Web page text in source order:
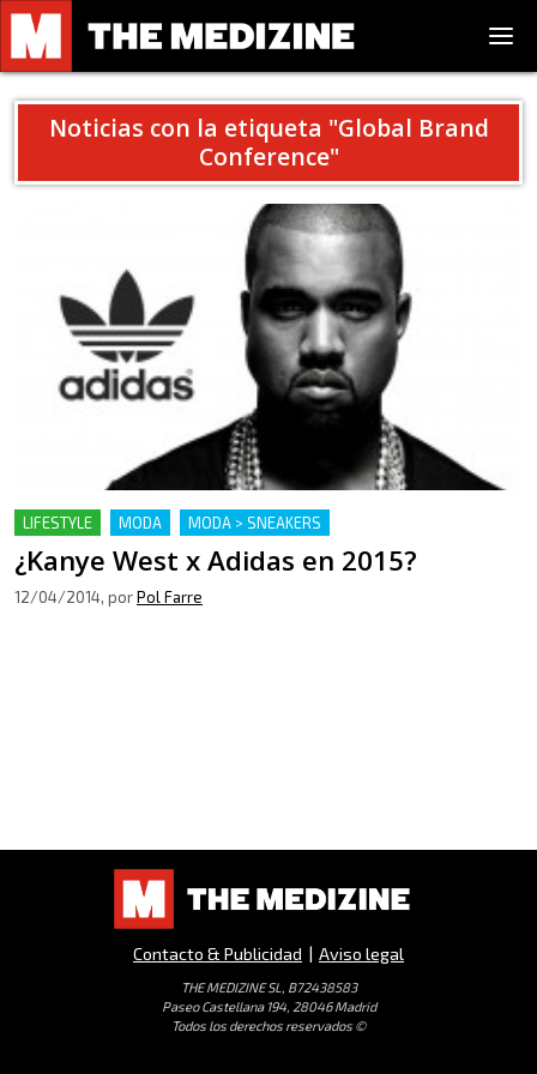
Noticias con la etiqueta "Global Brand
Conference"
LIFESTYLE MODA MODA > SNEAKERS
¿Kanye West x Adidas en 2015?
12/04/2014, porPol Farre
Contacto & Publicidad | Aviso legal
THE MEDIZINE SL, B72438583
Paseo Castellana 194, 28046 Madrid
Todos los derechos reservados ©